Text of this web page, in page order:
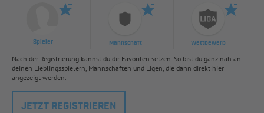
Spieler Mannschaft Wettbewerb
Nach der Registrierung kannst du dir Favoriten setzen. So bist du ganz nah an
deinen Lieblingsspielern, Mannschaften und Ligen, die dann direkt hier
angezeigt werden.
JETZT REGISTRIEREN